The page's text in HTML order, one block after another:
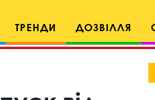
ТРЕНДИ ДОЗВІЛЛЯ